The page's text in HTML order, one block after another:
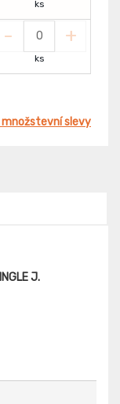
ks
- +
ks
množstevní slevy
J.